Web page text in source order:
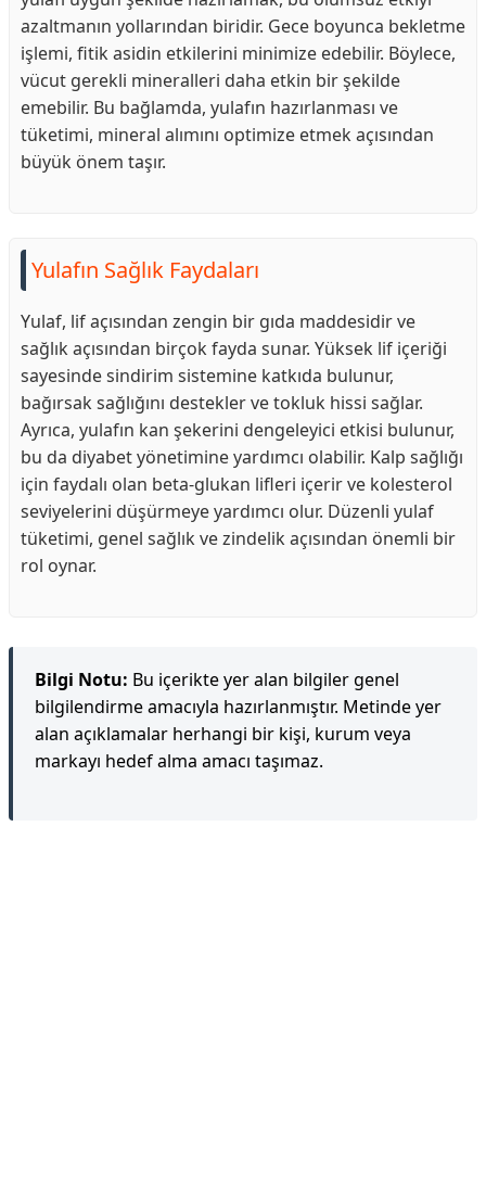
azaltmanın yollarından biridir. Gece boyunca bekletme
işlemi, fitik asidin etkilerini minimize edebilir. Böylece,
vücut gerekli mineralleri daha etkin bir şekilde
emebilir. Bu bağlamda, yulafın hazırlanması ve
tüketimi, mineral alımını optimize etmek açısından
büyük önem taşır.
Yulafın Sağlık Faydaları
Yulaf, lif açısından zengin bir gıda maddesidir ve
sağlık açısından birçok fayda sunar. Yüksek lif içeriği
sayesinde sindirim sistemine katkıda bulunur,
bağırsak sağlığını destekler ve tokluk hissi sağlar.
Ayrıca, yulafın kan şekerini dengeleyici etkisi bulunur,
bu da diyabet yönetimine yardımcı olabilir. Kalp sağlığı
için faydalı olan beta-glukan lifleri içerir ve kolesterol
seviyelerini düşürmeye yardımcı olur. Düzenli yulaf
tüketimi, genel sağlık ve zindelik açısından önemli bir
rol oynar.
Bilgi Notu: Bu içerikte yer alan bilgiler genel
bilgilendirme amacıyla hazırlanmıştır. Metinde yer
alan açıklamalar herhangi bir kişi, kurum veya
markayı hedef alma amacı taşımaz.